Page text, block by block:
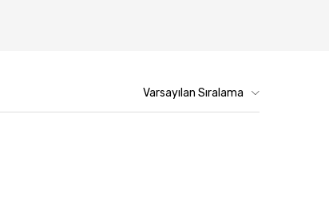
Varsayılan Sıralama